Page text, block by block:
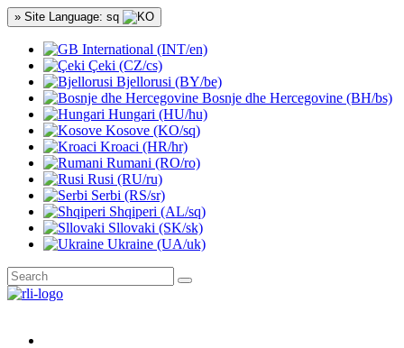
» Site Language: sq
International (INT/en)
Çeki (CZ/cs)
Bjellorusi (BY/be)
Bosnje dhe Hercegovine (BH/bs)
Hungari (HU/hu)
Kosove (KO/sq)
Kroaci (HR/hr)
Rumani (RO/ro)
Rusi (RU/ru)
Serbi (RS/sr)
Shqiperi (AL/sq)
Sllovaki (SK/sk)
Ukraine (UA/uk)